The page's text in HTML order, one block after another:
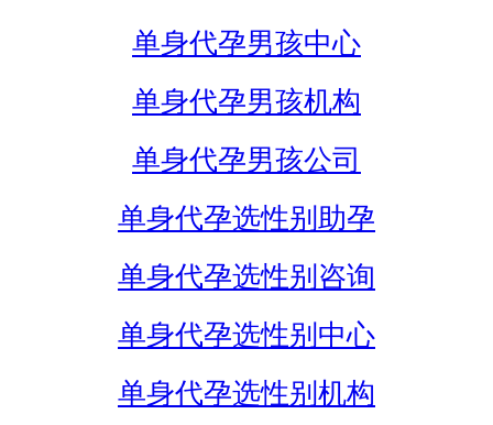
单身代孕男孩中心
单身代孕男孩机构
单身代孕男孩公司
单身代孕选性别助孕
单身代孕选性别咨询
单身代孕选性别中心
单身代孕选性别机构